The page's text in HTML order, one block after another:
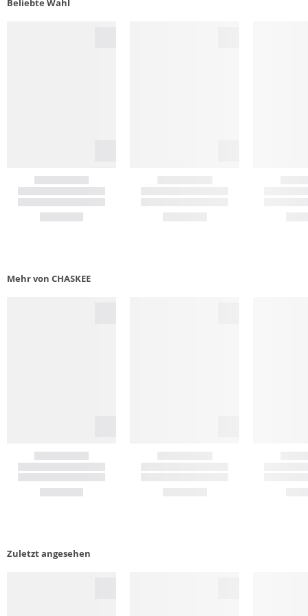
Beliebte Wahl
Mehr von CHASKEE
Zuletzt angesehen